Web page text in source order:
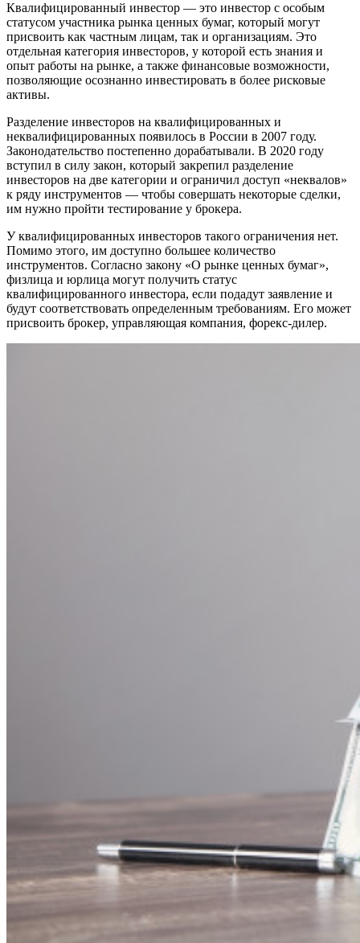
Квалифицированный инвестор — это инвестор с особым
статусом участника рынка ценных бумаг, который могут
присвоить как частным лицам, так и организациям. Это
отдельная категория инвесторов, у которой есть знания и
опыт работы на рынке, а также финансовые возможности,
позволяющие осознанно инвестировать в более рисковые
активы.
Разделение инвесторов на квалифицированных и
неквалифицированных появилось в России в 2007 году.
Законодательство постепенно дорабатывали. В 2020 году
вступил в силу закон, который закрепил разделение
инвесторов на две категории и ограничил доступ «неквалов»
к ряду инструментов — чтобы совершать некоторые сделки,
им нужно пройти тестирование у брокера.
У квалифицированных инвесторов такого ограничения нет.
Помимо этого, им доступно большее количество
инструментов. Согласно закону «О рынке ценных бумаг»,
физлица и юрлица могут получить статус
квалифицированного инвестора, если подадут заявление и
будут соответствовать определенным требованиям. Его может
присвоить брокер, управляющая компания, форекс-дилер.